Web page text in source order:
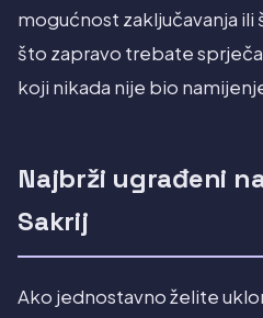
mogućnost zaključavanja ili
što zapravo trebate
koji nikada nije bio
Najbrži ugrađeni
Sakrij
Ako jednostavno želite